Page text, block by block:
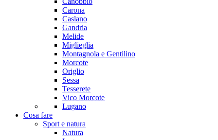
Carona
Caslano
Gandria
Melide
Miglieglia
Montagnola e Gentilino
Morcote
Origlio
Sessa
Tesserete
Vico Morcote
Lugano
Cosa fare
Sport e natura
Natura